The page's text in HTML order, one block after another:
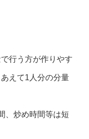
行う方が作りやす
えて1人分の分量
、炒め時間等は短